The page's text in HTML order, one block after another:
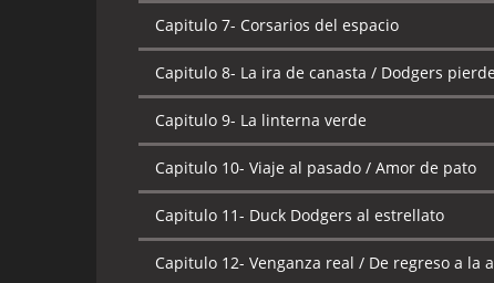
Capitulo 7- Corsarios del espacio
Capitulo 8- La ira de canasta / Dodgers
Capitulo 9- La linterna verde
Capitulo 10- Viaje al pasado / Amor de pato
Capitulo 11- Duck Dodgers al estrellato
Capitulo 12- Venganza real / De regreso a la